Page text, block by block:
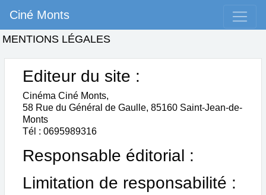
Ciné Monts
MENTIONS LÉGALES
Editeur du site :
Cinéma Ciné Monts,
58 Rue du Général de Gaulle, 85160 Saint-Jean-de-
Monts
Tél : 0695989316
Responsable éditorial :
Limitation de responsabilité :